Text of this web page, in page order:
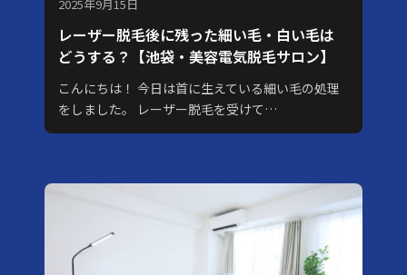
2025年9月15日
レーザー脱毛後に残った細い毛・白い毛は
どうする？【池袋・美容電気脱毛サロン】
こんにちは！ 今日は首に生えている細い毛の処理
をしました。 レーザー脱毛を受けて…